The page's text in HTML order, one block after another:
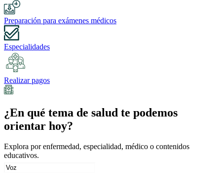
Preparación para exámenes médicos
Especialidades
Realizar pagos
¿En qué tema de salud te podemos
orientar hoy?
Explora por enfermedad, especialidad, médico o contenidos
educativos.